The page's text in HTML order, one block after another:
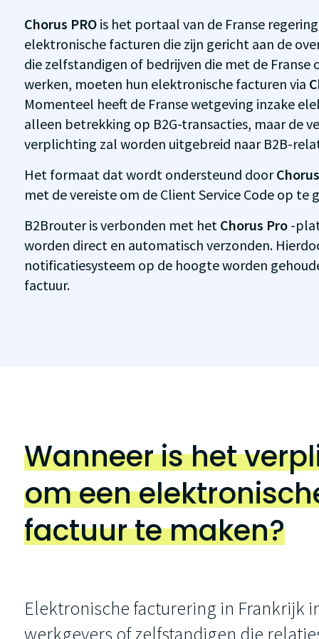
Chorus PROis het portaal van de Franse
elektronische facturen die zijn gericht aan de
die zelfstandigen of bedrijven die met de
werken, moeten hun elektronische facturen via
Momenteel heeft de Franse wetgeving inzake
alleen betrekking op B2G-transacties, maar de
verplichting zal worden uitgebreid naar B2B-
Het formaat dat wordt ondersteund door
met de vereiste om de Client Service Code op te
B2Brouter is verbonden met het Chorus Pro -
worden direct en automatisch verzonden.
notificatiesysteem op de hoogte worden
factuur.
Wanneer is het
om een
factuur te maken?
Elektronische facturering in Frankrijk
werkgevers of zelfstandigen die